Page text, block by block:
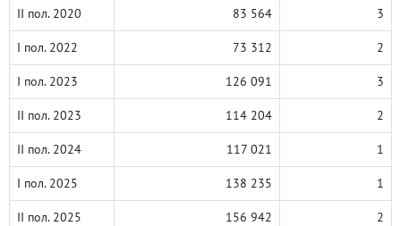
II пол. 2020 83 564 3
I пол. 2022 73 312 2
I пол. 2023 126 091 3
II пол. 2023 114 204 2
II пол. 2024 117 021 1
I пол. 2025 138 235 1
II пол. 2025 156 942 2